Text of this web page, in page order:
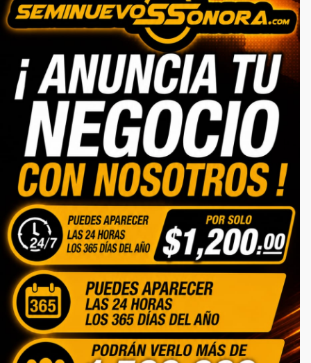
NOSOTROS
Somos una empresa totalmente responsable
6621940563
serviciosseminuevos@gmail.com
CATEGORIAS
Inicio
Autos
Lotes